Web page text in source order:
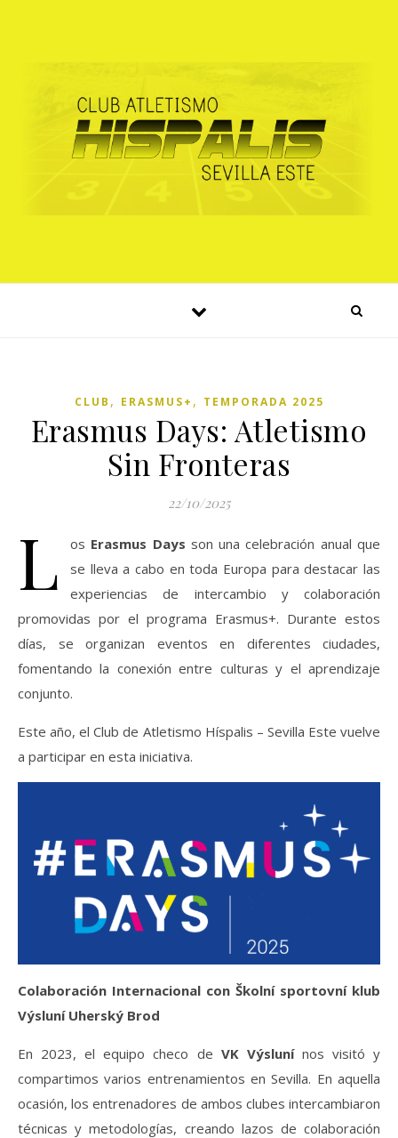
CLUB , ERASMUS+ , TEMPORADA 2025
Erasmus Days: Atletismo
Sin Fronteras
22/10/2025
L os Erasmus Days son una celebración anual que
se lleva a cabo en toda Europa para destacar las
experiencias de intercambio y colaboración
promovidas por el programa Erasmus+. Durante estos
días, se organizan eventos en diferentes ciudades,
fomentando la conexión entre culturas y el aprendizaje
conjunto.
Este año, el Club de Atletismo Híspalis – Sevilla Este vuelve
a participar en esta iniciativa.
Colaboración Internacional con Školní sportovní klub
Výsluní Uherský Brod
En 2023, el equipo checo de VK Výslunínos visitó y
compartimos varios entrenamientos en Sevilla. En aquella
ocasión, los entrenadores de ambos clubes intercambiaron
técnicas y metodologías, creando lazos de colaboración